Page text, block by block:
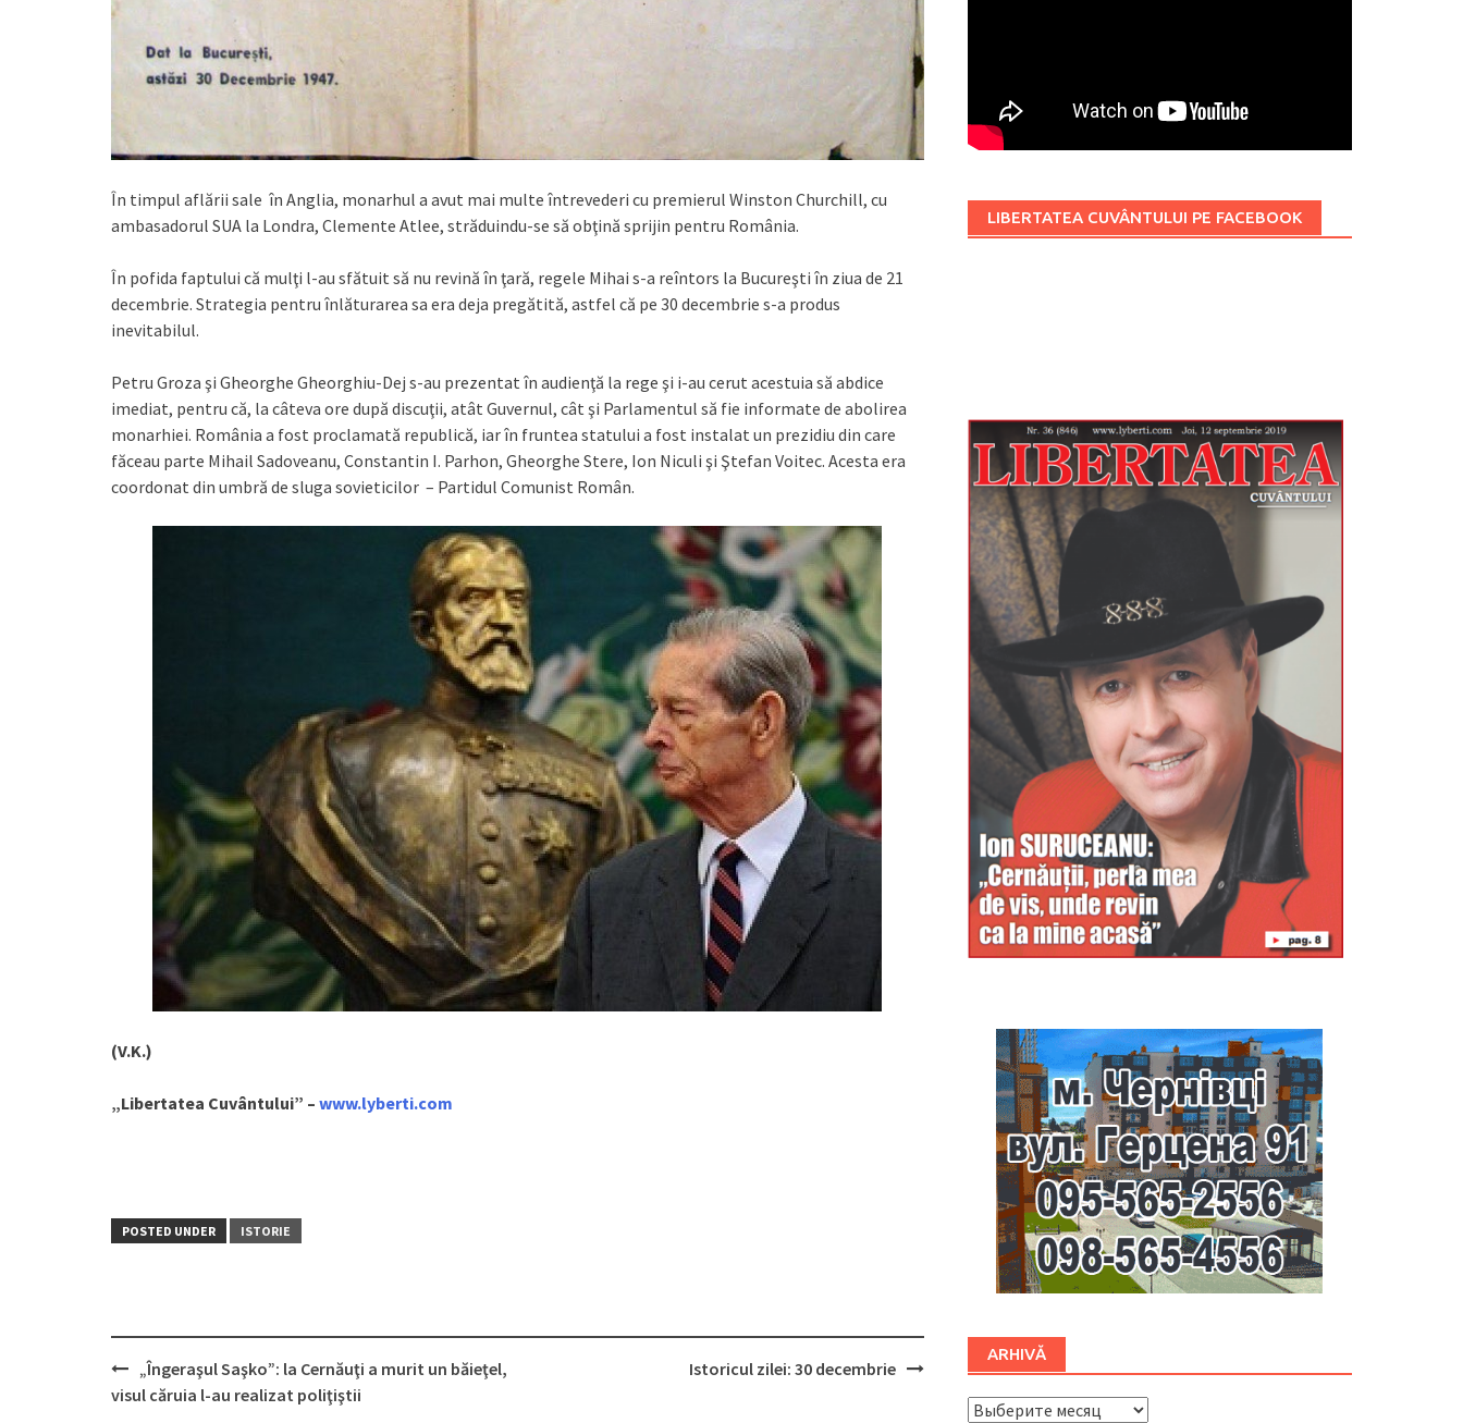
În timpul aflării sale în Anglia, monarhul a avut mai multe întrevederi cu premierul Winston Churchill, cu
ambasadorul SUA la Londra, Clemente Atlee, străduindu-se să obţină sprijin pentru România.
În pofida faptului că mulţi l-au sfătuit să nu revină în ţară, regele Mihai s-a reîntors la Bucureşti în ziua de 21
decembrie. Strategia pentru înlăturarea sa era deja pregătită, astfel că pe 30 decembrie s-a produs
inevitabilul.
Petru Groza şi Gheorghe Gheorghiu-Dej s-au prezentat în audienţă la rege şi i-au cerut acestuia să abdice
imediat, pentru că, la câteva ore după discuţii, atât Guvernul, cât şi Parlamentul să fie informate de abolirea
monarhiei. România a fost proclamată republică, iar în fruntea statului a fost instalat un prezidiu din care
făceau parte Mihail Sadoveanu, Constantin I. Parhon, Gheorghe Stere, Ion Niculi şi Ştefan Voitec. Acesta era
coordonat din umbră de sluga sovieticilor – Partidul Comunist Român.
(V.K.)
„Libertatea Cuvântului” – www.lyberti.com
POSTED UNDER ISTORIE
Post
„Îngeraşul Saşko”: la Cernăuţi a murit un băieţel,
visul căruia l-au realizat poliţiştii
Istoricul zilei: 30 decembrie
LIBERTATEA CUVÂNTULUI PE FACEBOOK
ARHIVĂ
ARHIVĂ